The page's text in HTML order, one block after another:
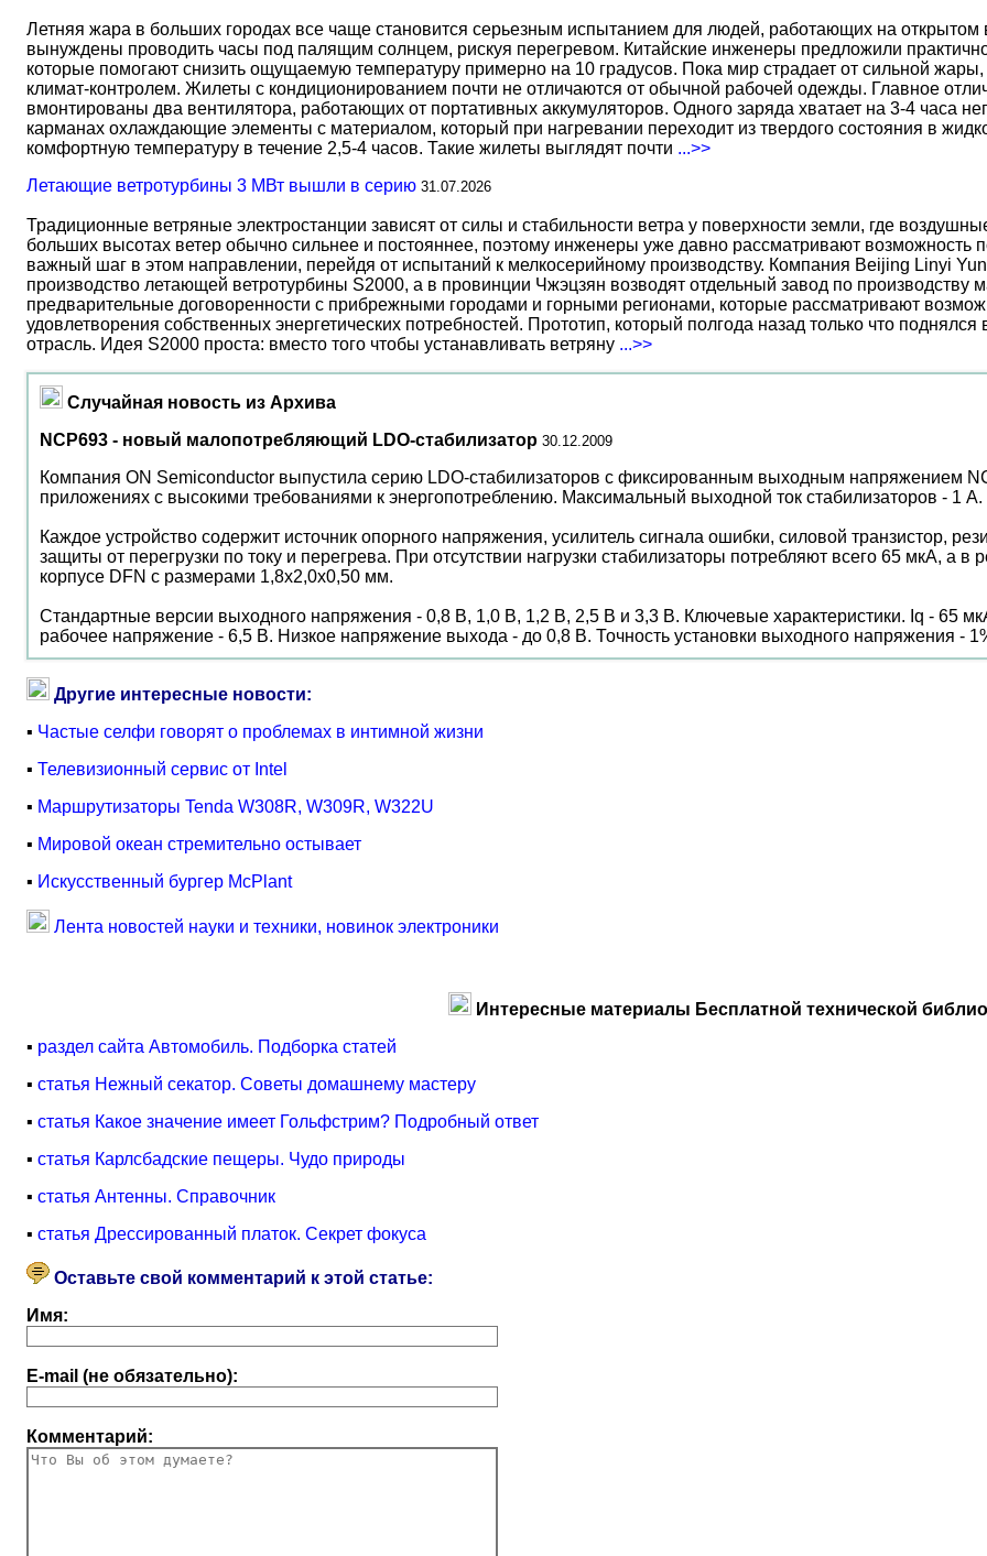
Летняя жара в больших городах все чаще становится серьезным испытанием для людей, работающих на открытом
вынуждены проводить часы под палящим солнцем, рискуя перегревом. Китайские инженеры предложили
которые помогают снизить ощущаемую температуру примерно на 10 градусов. Пока мир страдает от сильной
климат-контролем. Жилеты с кондиционированием почти не отличаются от обычной рабочей одежды. Главное
вмонтированы два вентилятора, работающих от портативных аккумуляторов. Одного заряда хватает на 3-4 часа
карманах охлаждающие элементы с материалом, который при нагревании переходит из твердого состояния в
комфортную температуру в течение 2,5-4 часов. Такие жилеты выглядят почти ...>>
Летающие ветротурбины 3 МВт вышли в серию 31.07.2026
Традиционные ветряные электростанции зависят от силы и стабильности ветра у поверхности земли, где
больших высотах ветер обычно сильнее и постояннее, поэтому инженеры уже давно рассматривают возможность
важный шаг в этом направлении, перейдя от испытаний к мелкосерийному производству. Компания Beijing Linyi
производство летающей ветротурбины S2000, а в провинции Чжэцзян возводят отдельный завод по производству
предварительные договоренности с прибрежными городами и горными регионами, которые рассматривают
удовлетворения собственных энергетических потребностей. Прототип, который полгода назад только что
отрасль. Идея S2000 проста: вместо того чтобы устанавливать ветряну ...>>
Случайная новость из Архива
NCP693 - новый малопотребляющий LDO-стабилизатор 30.12.2009
Компания ON Semiconductor выпустила серию LDO-стабилизаторов с фиксированным выходным напряжением
приложениях с высокими требованиями к энергопотреблению. Максимальный выходной ток стабилизаторов - 1 А.
Каждое устройство содержит источник опорного напряжения, усилитель сигнала ошибки, силовой транзистор,
защиты от перегрузки по току и перегрева. При отсутствии нагрузки стабилизаторы потребляют всего 65 мкА,
корпусе DFN с размерами 1,8x2,0x0,50 мм.
Стандартные версии выходного напряжения - 0,8 В, 1,0 В, 1,2 В, 2,5 В и 3,3 В. Ключевые характеристики. Iq - 65
рабочее напряжение - 6,5 В. Низкое напряжение выхода - до 0,8 В. Точность установки выходного напряжения -
Другие интересные новости:
▪ Частые селфи говорят о проблемах в интимной жизни
▪ Телевизионный сервис от Intel
▪ Маршрутизаторы Tenda W308R, W309R, W322U
▪ Мировой океан стремительно остывает
▪ Искусственный бургер McPlant
Лента новостей науки и техники, новинок электроники
Интересные материалы Бесплатной технической
▪ раздел сайта Автомобиль. Подборка статей
▪ статья Нежный секатор. Советы домашнему мастеру
▪ статья Какое значение имеет Гольфстрим? Подробный ответ
▪ статья Карлсбадские пещеры. Чудо природы
▪ статья Антенны. Справочник
▪ статья Дрессированный платок. Секрет фокуса
Оставьте свой комментарий к этой статье:
Имя:
E-mail (не обязательно):
Комментарий: